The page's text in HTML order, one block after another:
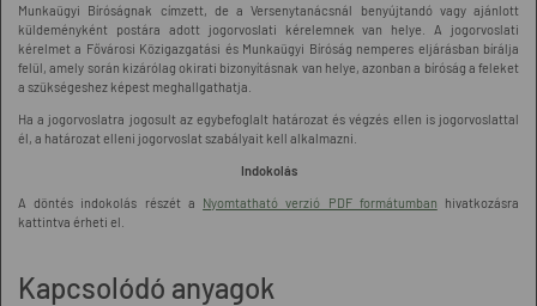
Munkaügyi Bíróságnak címzett, de a Versenytanácsnál benyújtandó vagy ajánlott
küldeményként postára adott jogorvoslati kérelemnek van helye. A jogorvoslati
kérelmet a Fővárosi Közigazgatási és Munkaügyi Bíróság nemperes eljárásban bírálja
felül, amely során kizárólag okirati bizonyításnak van helye, azonban a bíróság a feleket
a szükségeshez képest meghallgathatja.
Ha a jogorvoslatra jogosult az egybefoglalt határozat és végzés ellen is jogorvoslattal
él, a határozat elleni jogorvoslat szabályait kell alkalmazni.
Indokolás
A döntés indokolás részét a Nyomtatható verzió PDF formátumban hivatkozásra
kattintva érheti el.
Kapcsolódó anyagok